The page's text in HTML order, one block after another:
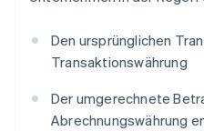
Den ursprünglichen
Transaktionswährung
Der umgerechnete
Abrechnungswährung